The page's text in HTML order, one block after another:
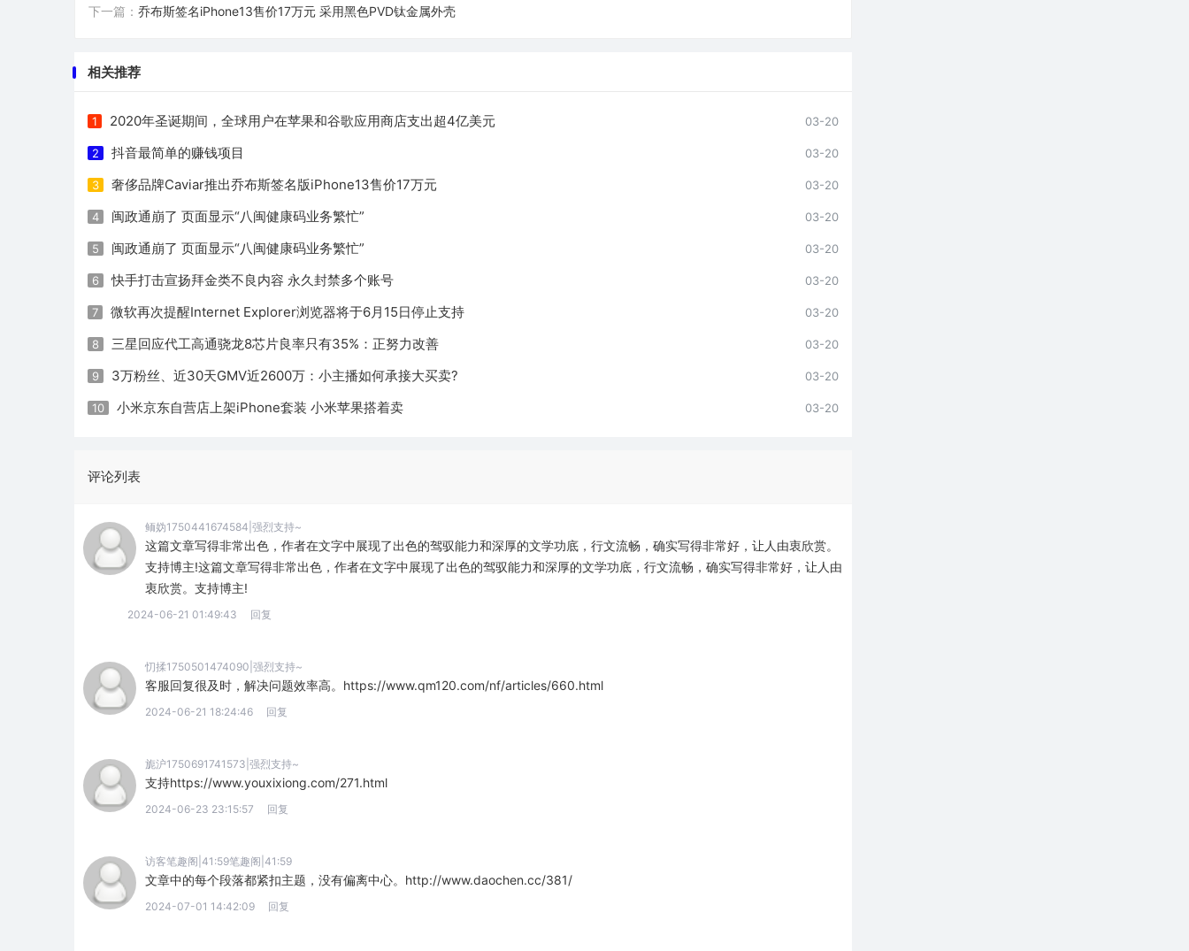
下一篇： 乔布斯签名iPhone13售价17万元 采用黑色PVD钛金属外壳
相关推荐
03-20
1 2020年圣诞期间，全球用户在苹果和谷歌应用商店支出超4亿美元
03-20
2 抖音最简单的赚钱项目
03-20
3 奢侈品牌Caviar推出乔布斯签名版iPhone13售价17万元
03-20
4 闽政通崩了 页面显示“八闽健康码业务繁忙”
03-20
5 闽政通崩了 页面显示“八闽健康码业务繁忙”
03-20
6 快手打击宣扬拜金类不良内容 永久封禁多个账号
03-20
7 微软再次提醒Internet Explorer浏览器将于6月15日停止支持
03-20
8 三星回应代工高通骁龙8芯片良率只有35%：正努力改善
03-20
9 3万粉丝、近30天GMV近2600万：小主播如何承接大买卖?
03-20
10 小米京东自营店上架iPhone套装 小米苹果搭着卖
评论列表
鲕妫1750441674584|强烈支持~
这篇文章写得非常出色，作者在文字中展现了出色的驾驭能力和深厚的文学功底，行文流畅，确实写得非常好，让人由衷欣赏。
支持博主!这篇文章写得非常出色，作者在文字中展现了出色的驾驭能力和深厚的文学功底，行文流畅，确实写得非常好，让人由
衷欣赏。支持博主!
2024-06-21 01:49:43 回复
忉揉1750501474090|强烈支持~
客服回复很及时，解决问题效率高。https://www.qm120.com/nf/articles/660.html
2024-06-21 18:24:46 回复
旎沪1750691741573|强烈支持~
支持https://www.youxixiong.com/271.html
2024-06-23 23:15:57 回复
访客笔趣阁|41:59笔趣阁|41:59
文章中的每个段落都紧扣主题，没有偏离中心。http://www.daochen.cc/381/
2024-07-01 14:42:09 回复